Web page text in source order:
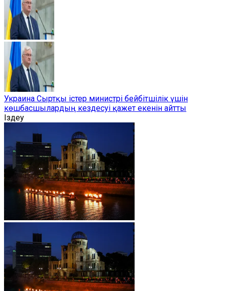
Украина Сыртқы істер министрі бейбітшілік үшін
көшбасшылардың кездесуі қажет екенін айтты
Іздеу